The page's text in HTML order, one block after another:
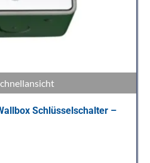
Schlüsselschalter –